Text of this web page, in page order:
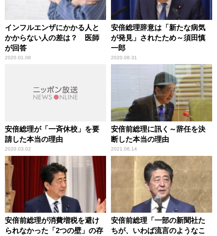
インフルエンザにかかる人と
かからない人の差は？ 医師
が回答
2020.01.08
安倍総理辞意は「新たな病気
が発見」されたため～須田慎
一郎
2020.08.31
安倍総理が「一斉休校」を要
請した本当の理由
2020.03.02
安倍前総理に訊く～辞任を決
断した本当の理由
2021.06.14
安倍前総理が消費増税を避け
られなかった「2つの壁」の存
安倍前総理「一部の新聞社た
ちが、いわば流言のようなこ